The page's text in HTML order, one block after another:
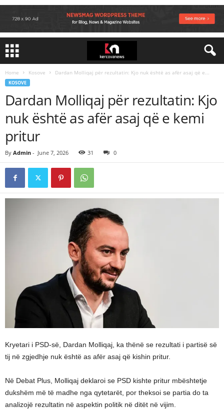
Home Kosove Dardan Molliqaj për rezultatin: Kjo nuk është as afër asaj që e...
KOSOVE
Dardan Molliqaj për rezultatin: Kjo
nuk është as afër asaj që e kemi
pritur
By Admin - June 7, 2026 31 0
Kryetari i PSD-së, Dardan Molliqaj, ka thënë se rezultati i partisë së
tij në zgjedhje nuk është as afër asaj që kishin pritur.
Në Debat Plus, Molliqaj deklaroi se PSD kishte pritur mbështetje
dukshëm më të madhe nga qytetarët, por theksoi se partia do ta
analizojë rezultatin në aspektin politik në ditët në vijim.